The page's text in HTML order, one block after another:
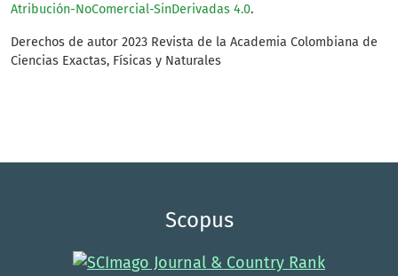
Atribución-NoComercial-SinDerivadas 4.0.
Derechos de autor 2023 Revista de la Academia Colombiana de
Ciencias Exactas, Físicas y Naturales
Scopus